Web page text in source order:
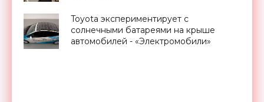
Toyota экспериментирует с
солнечными батареями на крыше
автомобилей - «Электромобили»